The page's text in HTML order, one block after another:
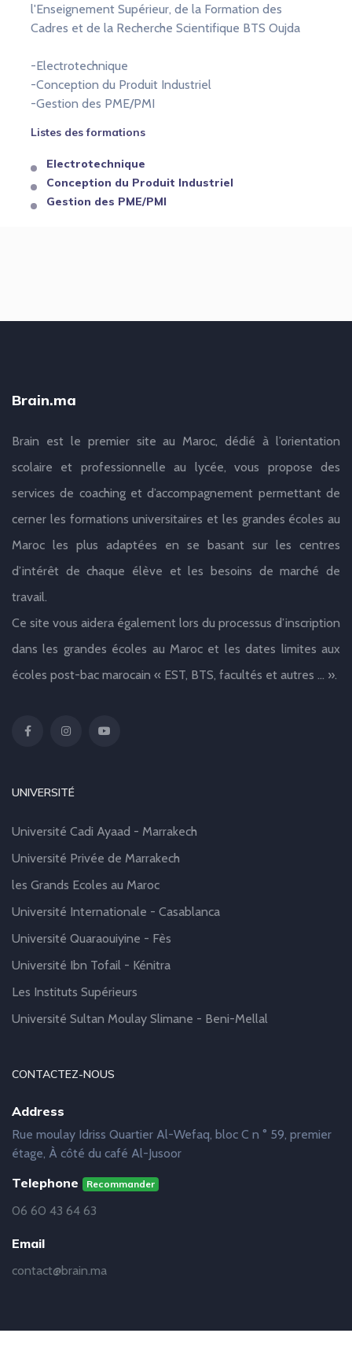
l'Enseignement Supérieur, de la Formation des
Cadres et de la Recherche Scientifique BTS Oujda
-Electrotechnique
-Conception du Produit Industriel
-Gestion des PME/PMI
Listes des formations
Electrotechnique
Conception du Produit Industriel
Gestion des PME/PMI
Brain.ma
Brain est le premier site au Maroc, dédié à l’orientation
scolaire et professionnelle au lycée, vous propose des
services de coaching et d’accompagnement permettant de
cerner les formations universitaires et les grandes écoles au
Maroc les plus adaptées en se basant sur les centres
d’intérêt de chaque élève et les besoins de marché de
travail.
Ce site vous aidera également lors du processus d’inscription
dans les grandes écoles au Maroc et les dates limites aux
écoles post-bac marocain « EST, BTS, facultés et autres … ».
UNIVERSITÉ
Université Cadi Ayaad - Marrakech
Université Privée de Marrakech
les Grands Ecoles au Maroc
Université Internationale - Casablanca
Université Quaraouiyine - Fès
Université Ibn Tofail - Kénitra
Les Instituts Supérieurs
Université Sultan Moulay Slimane - Beni-Mellal
CONTACTEZ-NOUS
Address
Rue moulay Idriss Quartier Al-Wefaq, bloc C n ° 59, premier
étage, À côté du café Al-Jusoor
Telephone Recommander
06 60 43 64 63
Email
contact@brain.ma